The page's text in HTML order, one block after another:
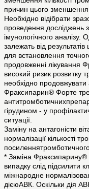
причин цього
Необхідно відібрати
проведення досліджень
імунологічного аналізу.
залежать від
для встановлення
продовженні лікування
високий ризик розвитку
необхідно продовжувати
Фраксипарин® Форте
гірудином - у
ситуації.
Заміну на антагоністи
нормалізації кількості
* Заміна Фраксипарину®
випадку слід підсилити
міжнародне
дієюАВК. Оскільки дія